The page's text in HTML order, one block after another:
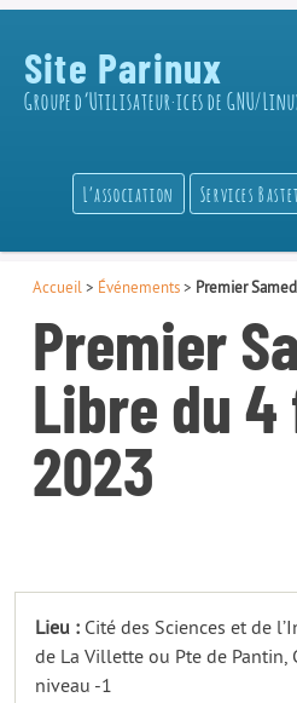
Site Parinux
Groupe d’Utilisateur·ices de GNU/
L’association Services Bastet
Accueil > Événements> Premier
Premier
Libre du
2023
Lieu : Cité des Sciences et de
de La Villette ou Pte de Pantin,
niveau -1